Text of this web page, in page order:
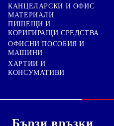
КАНЦЕЛАРСКИ И ОФИС
МАТЕРИАЛИ
ПИШЕЩИ И
КОРИГИРАЩИ СРЕДСТВА
ОФИСНИ ПОСОБИЯ И
МАШИНИ
ХАРТИИ И
КОНСУМАТИВИ
Бързи връзки